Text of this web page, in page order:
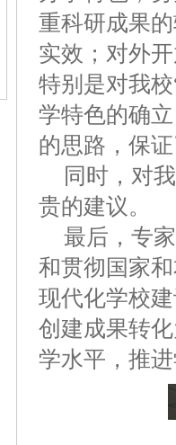
重科研成果
实效；对外
特别是对我
学特色的确
的思路，保
同时，对
贵的建议。
最后，专
和贯彻国家
现代化学校
创建成果转
学水平，推